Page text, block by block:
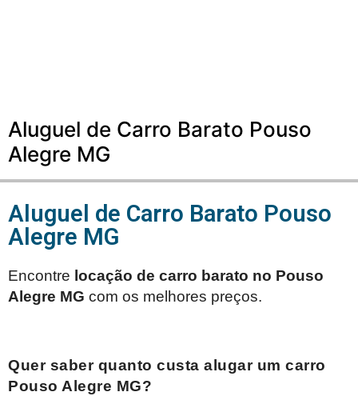
Aluguel de Carro Barato Pouso
Alegre MG
Aluguel de Carro Barato Pouso
Alegre MG
Encontre locação de carro barato no Pouso
Alegre MG com os melhores preços.
Quer saber quanto custa alugar um carro
Pouso Alegre MG?